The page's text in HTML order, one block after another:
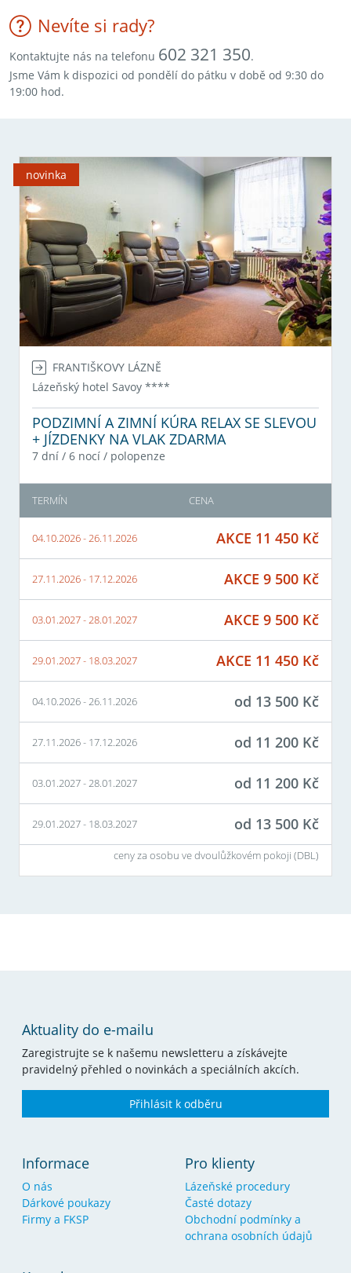
Nevíte si rady?
Kontaktujte nás na telefonu 602 321 350.
Jsme Vám k dispozici od pondělí do pátku v době od 9:30 do
19:00 hod.
novinka
FRANTIŠKOVY LÁZNĚ
Lázeňský hotel Savoy ****
PODZIMNÍ A ZIMNÍ KÚRA RELAX SE SLEVOU
+ JÍZDENKY NA VLAK ZDARMA
7 dní / 6 nocí / polopenze
TERMÍN CENA
04.10.2026-26.11.2026 AKCE 11 450 Kč
27.11.2026- 17.12.2026 AKCE 9 500 Kč
03.01.2027-28.01.2027 AKCE 9 500 Kč
29.01.2027- 18.03.2027 AKCE 11 450 Kč
04.10.2026-26.11.2026 od 13 500 Kč
27.11.2026- 17.12.2026 od 11 200 Kč
03.01.2027-28.01.2027 od 11 200 Kč
29.01.2027- 18.03.2027 od 13 500 Kč
ceny za osobu ve dvoulůžkovém pokoji (DBL)
Aktuality do e-mailu
Zaregistrujte se k našemu newsletteru a získávejte
pravidelný přehled o novinkách a speciálních akcích.
Přihlásit k odběru
Informace
O nás
Dárkové poukazy
Firmy a FKSP
Pro klienty
Lázeňské procedury
Časté dotazy
Obchodní podmínky a
ochrana osobních údajů